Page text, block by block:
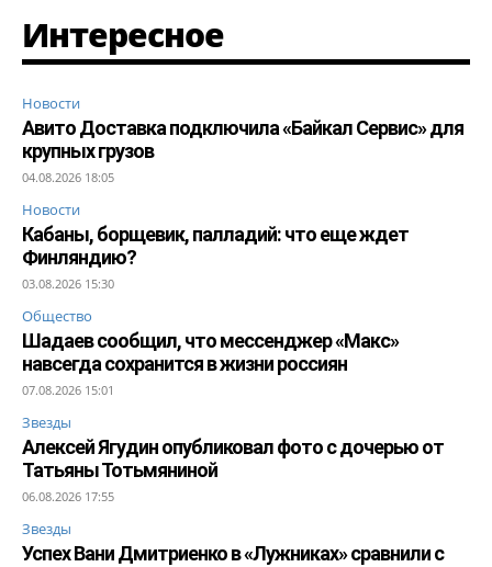
Интересное
Новости
Авито Доставка подключила «Байкал Сервис» для
крупных грузов
04.08.2026 18:05
Новости
Кабаны, борщевик, палладий: что еще ждет
Финляндию?
03.08.2026 15:30
Общество
Шадаев сообщил, что мессенджер «Макс»
навсегда сохранится в жизни россиян
07.08.2026 15:01
Звезды
Алексей Ягудин опубликовал фото с дочерью от
Татьяны Тотьмяниной
06.08.2026 17:55
Звезды
Успех Вани Дмитриенко в «Лужниках» сравнили с